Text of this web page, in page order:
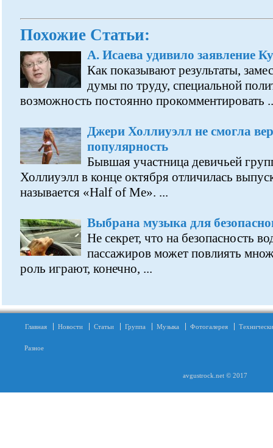
Похожие Статьи:
А. Исаева удивило заявление
Как показывают результаты,
думы по труду, специальной
возможность постоянно прокомментировать
Джери Холлиуэлл не смогла
популярность
Бывшая участница девичьей
Холлиуэлл в конце октября отличилась
называется «Half of Me». ...
Выбрана музыка для
Не секрет, что на безопасность
пассажиров может повлиять
роль играют, конечно, ...
Главная Новости Статьи Группа Музыка Фотогалерея
Разное
avgustrock.net © 2017